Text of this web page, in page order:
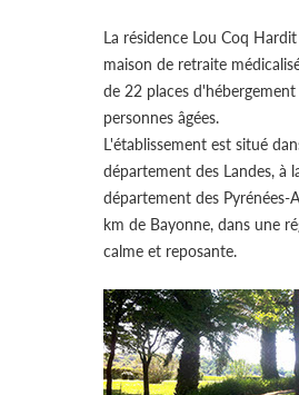
La résidence Lou Coq
maison de retraite
de 22 places
personnes âgées.
L'établissement est situé
département des Landes, à
département des Pyrénées-
km de Bayonne, dans une
calme et reposante.